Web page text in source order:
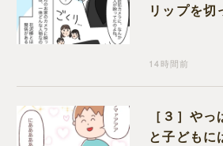
リップを切
る証拠に
14時間前
［３］や
と子どもに